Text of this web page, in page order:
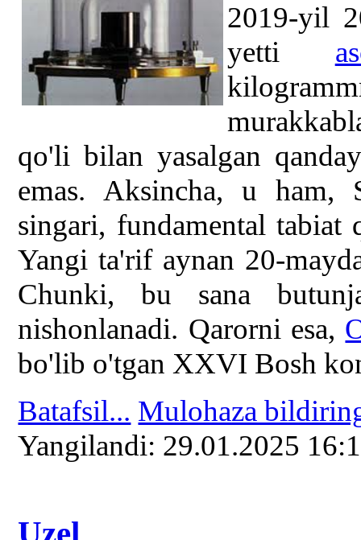
2019-yil
yetti
qo'li bilan yasalgan
emas. Aksincha, u
singari, fundamental tabiat
Yangi ta'rif aynan 20-
Chunki, bu sana
nishonlanadi. Qarorni esa,
bo'lib o'tgan XXVI Bosh
Batafsil... Mulohaza
Yangilаndi: 29.01.2025
Uzel